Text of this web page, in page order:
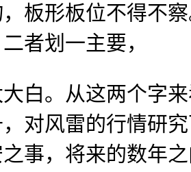
板形板位不得不
者划一主要，
。从这两个字来
对风雷的行情研
事，将来的数年